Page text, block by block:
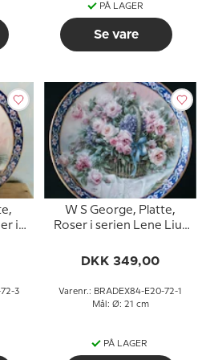
PÅ LAGER
Se vare
i
3
W S George, Platte,
Roser i serien Lene Lius
DKK 349,00
Varenr.: BRADEX84-E20-72-1
Mål: Ø: 21 cm
PÅ LAGER